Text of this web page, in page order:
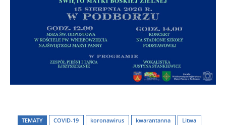
TEMATY COVID-19 koronawirus kwarantanna
Litwa